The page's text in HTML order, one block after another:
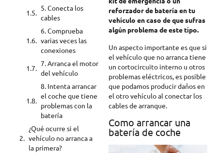
reforzador de batería en tu
vehículo en caso de que sufras
algún problema de este tipo.
Un aspecto importante es que si
el vehículo que no arranca tiene
un cortocircuito interno u otros
problemas eléctricos, es posible
que podamos producir daños en
el otro vehículo al conectar los
cables de arranque.
Como arrancar una
batería de coche
5. Conecta los
cables
6. Comprueba
varias veces las
conexiones
7. Arranca el motor
del vehículo
8. Intenta arrancar
el coche que tiene
problemas con la
batería
¿Qué ocurre si el
vehículo no arranca a
la primera?